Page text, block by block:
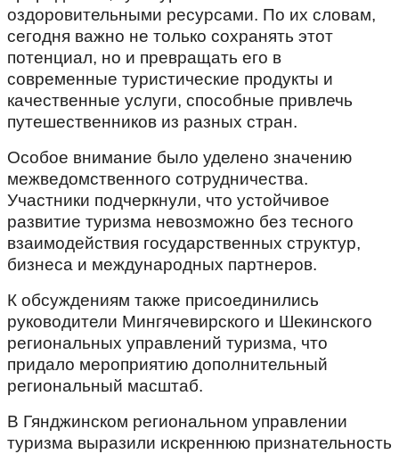
оздоровительными ресурсами. По их словам,
сегодня важно не только сохранять этот
потенциал, но и превращать его в
современные туристические продукты и
качественные услуги, способные привлечь
путешественников из разных стран.
Особое внимание было уделено значению
межведомственного сотрудничества.
Участники подчеркнули, что устойчивое
развитие туризма невозможно без тесного
взаимодействия государственных структур,
бизнеса и международных партнеров.
К обсуждениям также присоединились
руководители Мингячевирского и Шекинского
региональных управлений туризма, что
придало мероприятию дополнительный
региональный масштаб.
В Гянджинском региональном управлении
туризма выразили искреннюю признательность